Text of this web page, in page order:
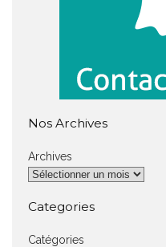
Nos Archives
Archives
Categories
Catégories